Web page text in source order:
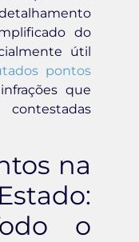
do
útil
pontos
que
na
o